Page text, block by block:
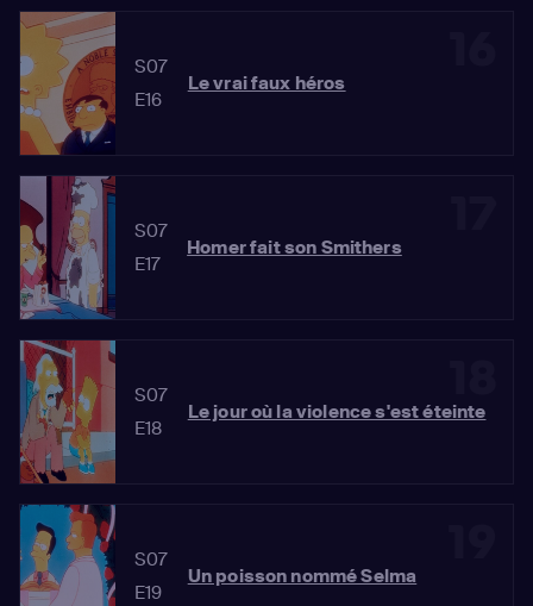
S07
E16
Le vrai faux héros
S07
E17
Homer fait son Smithers
S07
E18
Le jour où la violence s'est éteinte
S07
E19
Un poisson nommé Selma